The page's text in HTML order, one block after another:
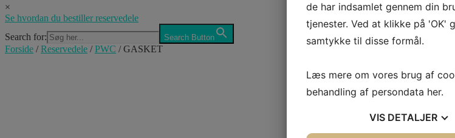
×
Se hvordan du bestiller reservedele
Search for:
Search Button
Forside /Reservedele /PWC / GASKET
175,65 dk
140,52 dk
de har indsamlet gennem din
tjenester. Ved at klikke på 'OK'
samtykke til disse formål.
Læs mere om vores brug af
behandling af persondata her.
VIS DETALJER